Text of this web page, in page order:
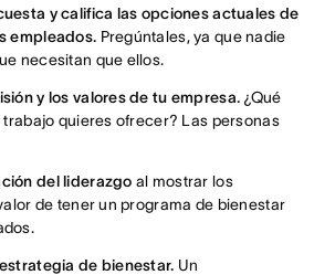
y califica las opciones actuales de
empleados. Pregúntales, ya que nadie
necesitan que ellos.
y los valores de tu empresa. ¿Qué
trabajo quieres ofrecer? Las personas
del liderazgo al mostrar los
de tener un programa de bienestar
de bienestar. Un